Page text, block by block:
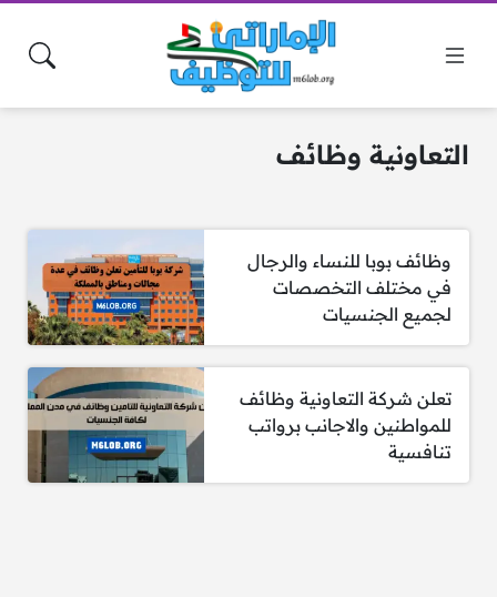
التعاونية وظائف
وظائف بوبا للنساء والرجال
في مختلف التخصصات
لجميع الجنسيات
تعلن شركة التعاونية وظائف
للمواطنين والاجانب برواتب
تنافسية